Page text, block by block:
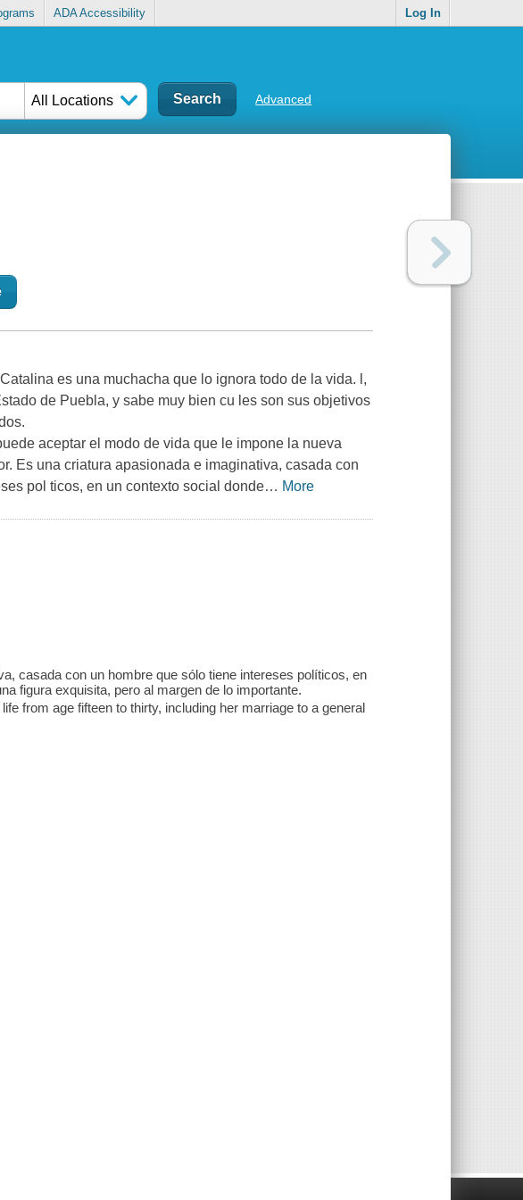
ADA Accessibility Log In
All Locations Advanced
es una muchacha que lo ignora todo de la vida. l,
de Puebla, y sabe muy bien cu les son sus objetivos
aceptar el modo de vida que le impone la nueva
Es una criatura apasionada e imaginativa, casada con
pol ticos, en un contexto social donde… More
casada con un hombre que sólo tiene intereses políticos, en
figura exquisita, pero al margen de lo importante.
from age fifteen to thirty, including her marriage to a general